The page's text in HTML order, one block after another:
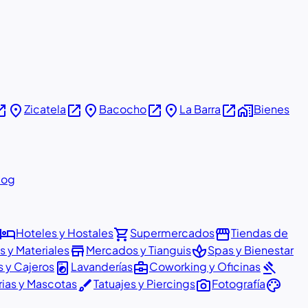
placeZicatelaopen_in_new place Bacochoopen_in_new place La Barraopen_in_newhome_workBienes
hotelHoteles y Hostalesshopping_cartSupermercadosstorefrontTiendas de
y MaterialesstoreMercados y TianguisspaSpas y Bienestar
y Cajeroslocal_laundry_service Lavanderíasbusiness_centerCoworking y Oficinasgavel
y MascotasbrushTatuajes y Piercingsphoto_cameraFotografíapalette